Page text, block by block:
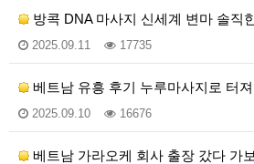
방콕 DNA 마사지 신세계 변마 솔직
2025.09.11 17735
베트남 유흥 후기 누루마사지로 터
2025.09.10 16676
베트남 가라오케 회사 출장 갔다 가